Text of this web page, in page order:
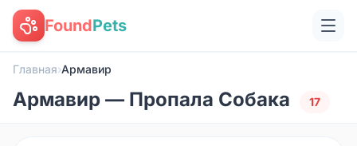
FoundPets
Главная›Армавир
Армавир — Пропала Собака 17